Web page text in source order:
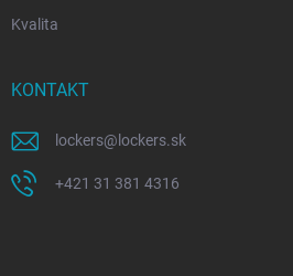
Kvalita
KONTAKT
lockers@ lockers.sk
+421 31 381 4316